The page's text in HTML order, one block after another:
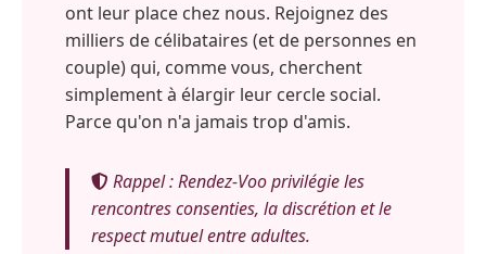
ont leur place chez nous. Rejoignez des
milliers de célibataires (et de personnes en
couple) qui, comme vous, cherchent
simplement à élargir leur cercle social.
Parce qu'on n'a jamais trop d'amis.
Rappel : Rendez-Voo privilégie les
rencontres consenties, la discrétion et le
respect mutuel entre adultes.